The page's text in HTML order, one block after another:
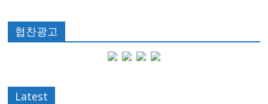
협찬광고
Latest